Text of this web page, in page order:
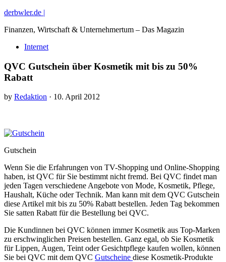
derbwler.de |
Finanzen, Wirtschaft & Unternehmertum – Das Magazin
Internet
QVC Gutschein über Kosmetik mit bis zu 50%
Rabatt
by Redaktion · 10. April 2012
Gutschein
Wenn Sie die Erfahrungen von TV-Shopping und Online-Shopping
haben, ist QVC für Sie bestimmt nicht fremd. Bei QVC findet man
jeden Tagen verschiedene Angebote von Mode, Kosmetik, Pflege,
Haushalt, Küche oder Technik. Man kann mit dem QVC Gutschein
diese Artikel mit bis zu 50% Rabatt bestellen. Jeden Tag bekommen
Sie satten Rabatt für die Bestellung bei QVC.
Die Kundinnen bei QVC können immer Kosmetik aus Top-Marken
zu erschwinglichen Preisen bestellen. Ganz egal, ob Sie Kosmetik
für Lippen, Augen, Teint oder Gesichtpflege kaufen wollen, können
Sie bei QVC mit dem QVC Gutscheine diese Kosmetik-Produkte